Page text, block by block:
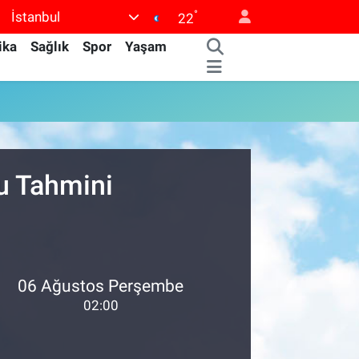
İstanbul 22°
Sağlık Spor
Yaşam
Tahmini
06 Ağustos Perşembe
02:00